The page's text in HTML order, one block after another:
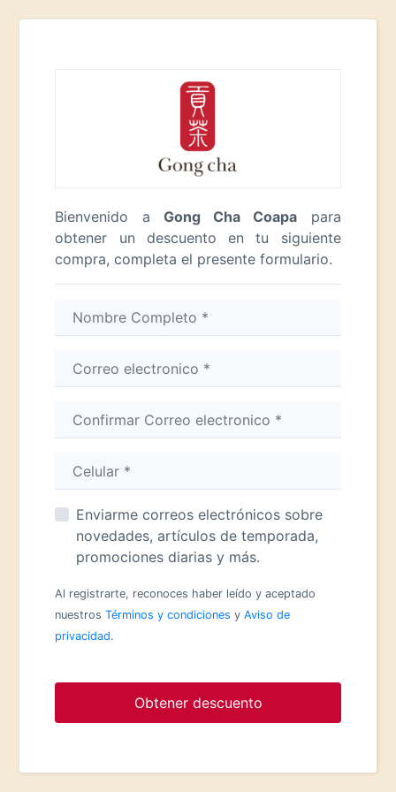
Bienvenido a Gong Cha Coapa para
obtener un descuento en tu siguiente
compra, completa el presente formulario.
Enviarme correos electrónicos sobre
novedades, artículos de temporada,
promociones diarias y más.
Al registrarte, reconoces haber leído y aceptado
nuestrosTérminos y condiciones yAviso de
privacidad.
Obtener descuento